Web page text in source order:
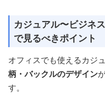
カジュアル〜ビジネ
で見るべきポイント
オフィスでも使えるカジ
柄・バックルのデザイン
す。